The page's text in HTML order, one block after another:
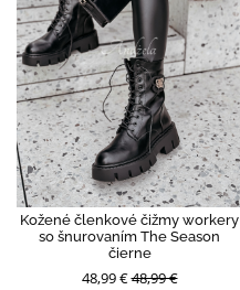
Kožené členkové čižmy workery
so šnurovaním The Season
čierne
48,99 €48,99 €